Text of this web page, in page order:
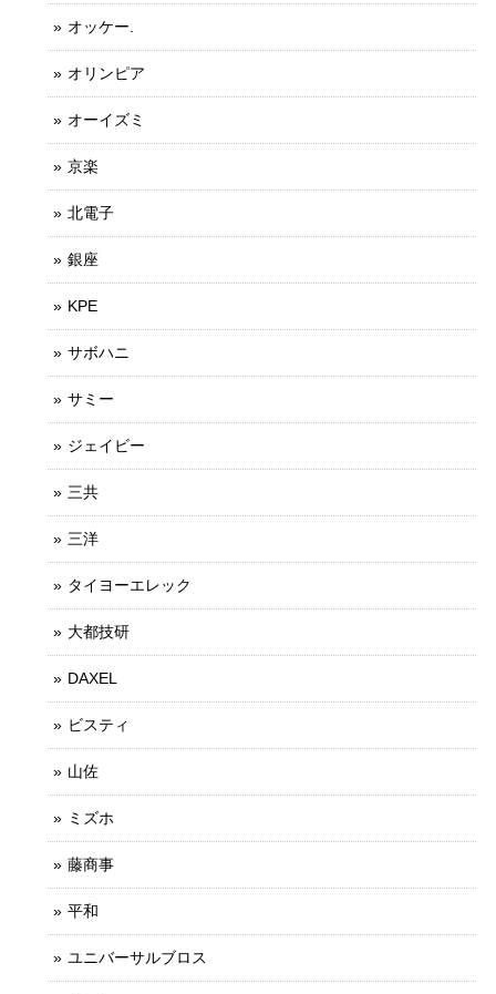
オッケー.
オリンピア
オーイズミ
京楽
北電子
銀座
KPE
サボハニ
サミー
ジェイビー
三共
三洋
タイヨーエレック
大都技研
DAXEL
ビスティ
山佐
ミズホ
藤商事
平和
ユニバーサルブロス